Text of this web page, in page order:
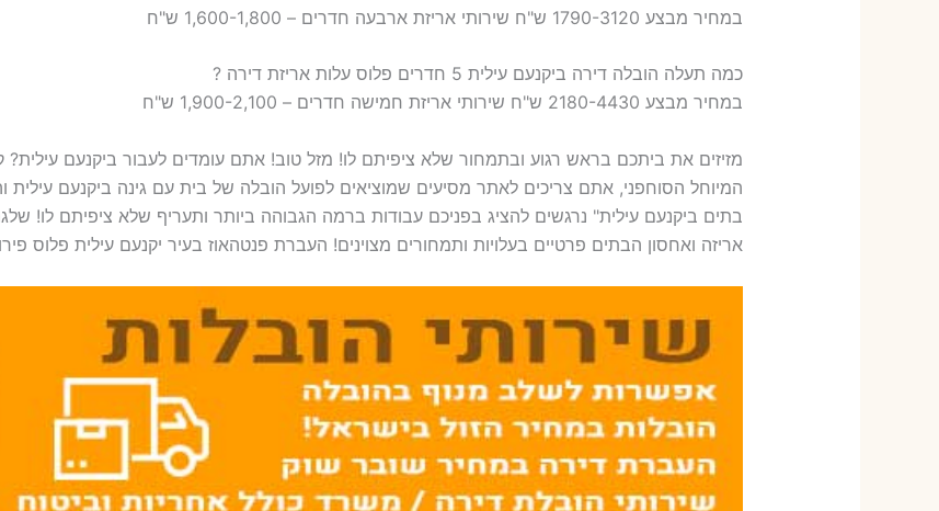
במחיר מבצע 1790-3120 ש"ח שירותי אריזת ארבעה חדרים – 1,600-1,800 ש"ח
כמה תעלה הובלה דירה ביקנעם עילית 5 חדרים פלוס עלות אריזת דירה ?
במחיר מבצע 2180-4430 ש"ח שירותי אריזת חמישה חדרים – 1,900-2,100 ש"ח
מזיזים את ביתכם בראש רגוע ובתמחור שלא ציפיתם לו! מזל טוב! אתם עומדים לעבור ביקנעם
המיוחל הסוחפני, אתם צריכים לאתר מסיעים שמוציאים לפועל הובלה של בית עם גינה ביקנעם עילית
בתים ביקנעם עילית" נרגשים להציג בפניכם עבודות ברמה הגבוהה ביותר ותעריף שלא ציפיתם לו!
אריזה ואחסון הבתים פרטיים בעלויות ותמחורים מצוינים! העברת פנטהאוז בעיר יקנעם עילית פלוס